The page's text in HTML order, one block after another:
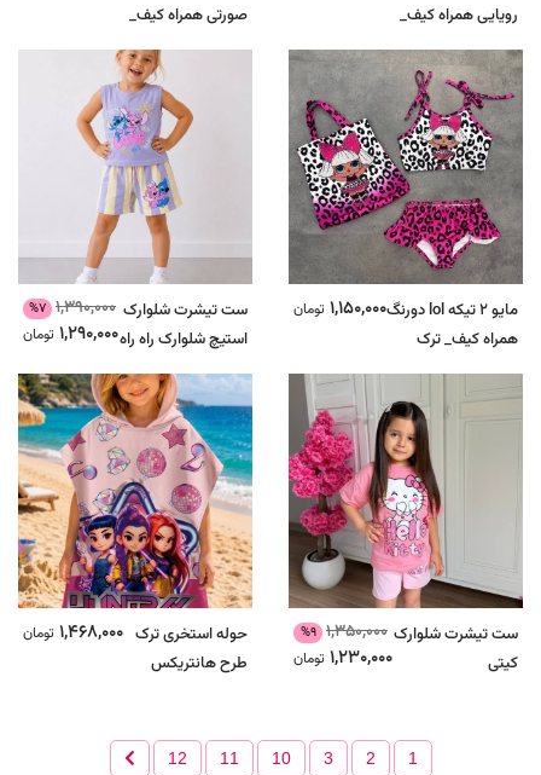
رویایی همراه کیف_
ترک
صورتی همراه کیف_
ترک
مایو 2 تیکه lol دورنگ
همراه کیف_ ترک
1,150,000 تومان
ست تیشرت شلوارک
استیچ شلوارک راه راه
بنفش
1,390,000
%7
1,290,000 تومان
ست تیشرت شلوارک
کیتی
1,350,000
%9
1,230,000 تومان
حوله استخری ترک
طرح هانتریکس
1,468,000 تومان
1
2
3
10
11
12